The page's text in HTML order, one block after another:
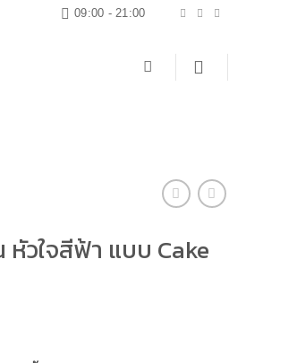
09:00 - 21:00
หัวใจสีฟ้า แบบ Cake